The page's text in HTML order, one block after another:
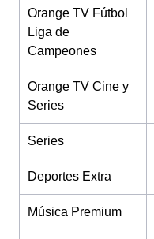
Orange TV Fútbol
Liga de
Campeones
Orange TV Cine y
Series
Series
Deportes Extra
Música Premium